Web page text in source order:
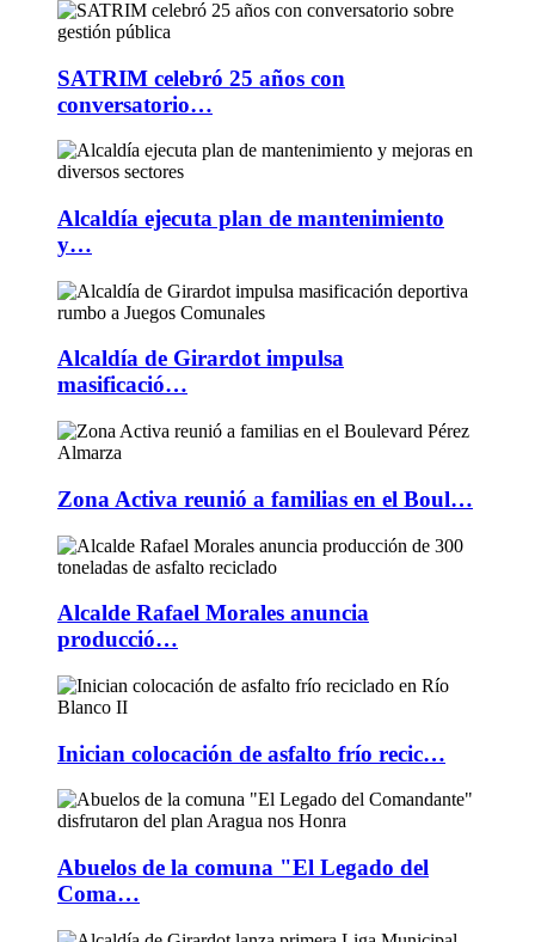
SATRIM celebró 25 años con
conversatorio…
Alcaldía ejecuta plan de mantenimiento
y…
Alcaldía de Girardot impulsa
masificació…
Zona Activa reunió a familias en el Boul…
Alcalde Rafael Morales anuncia
producció…
Inician colocación de asfalto frío recic…
Abuelos de la comuna "El Legado del
Coma…